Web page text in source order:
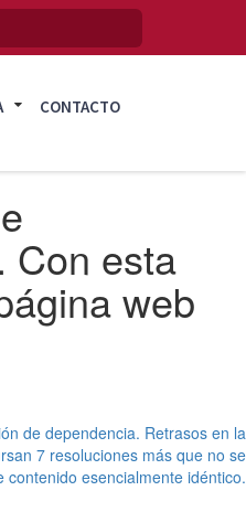
CONTACTO
Con esta
web
de dependencia. Retrasos en la
7 resoluciones más que no se
esencialmente idéntico.